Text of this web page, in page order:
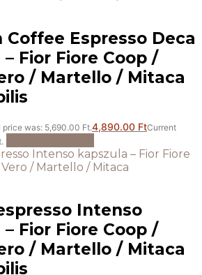
Coffee Espresso Deca
Fior Fiore Coop /
/ Martello / Mitaca
price was: 5,690.00 Ft.4,890.00 FtCurrent
Intenso
Fior Fiore Coop /
/ Martello / Mitaca